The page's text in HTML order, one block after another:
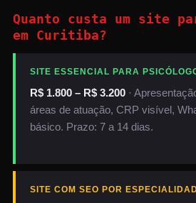
Quanto custa um site
em Curitiba?
SITE ESSENCIAL PARA
R$ 1.800 – R$ 3.200·
áreas de atuação, CRP visível,
básico. Prazo: 7 a 14 dias.
SITE COM SEO POR